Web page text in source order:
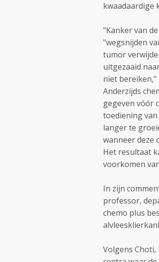
kwaadaardige
"Kanker van
"wegsnijden
tumor
uitgezaaid
niet bereiken,"
Anderzijds
gegeven vóór
toediening
langer te
wanneer deze
Het resultaat
voorkomen
In zijn
professor,
chemo plus
Volgens